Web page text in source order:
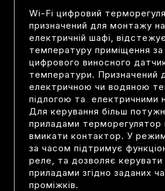
Wi-Fi цифровий
призначений для монтажу
електричній шафі, відстежує
температуру приміщення
цифрового виносного
температури. Призначений
електричною чи водяною
підлогою та електричними
Для керування більш
приладами
вмикати контактор. У
за часом підтримує
реле, та дозволяє керувати
приладами згідно заданих
проміжків.